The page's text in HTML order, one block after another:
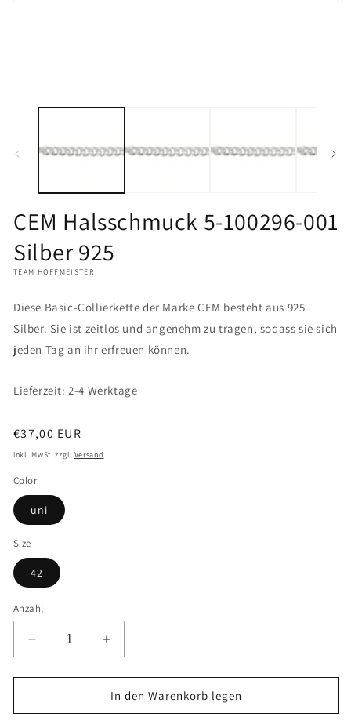
CEM Halsschmuck 5-100296-001
Silber 925
TEAM HOFFMEISTER
Diese Basic-Collierkette der Marke CEM besteht aus 925
Silber. Sie ist zeitlos und angenehm zu tragen, sodass sie sich
jeden Tag an ihr erfreuen können.
Lieferzeit: 2-4 Werktage
Normaler
Preis
€37,00 EUR
inkl. MwSt. zzgl. Versand
Color
uni
Size
42
Anzahl
Verringere
die
Menge
CEM
Erhöhe
die
Menge
für
CEM
In den Warenkorb legen